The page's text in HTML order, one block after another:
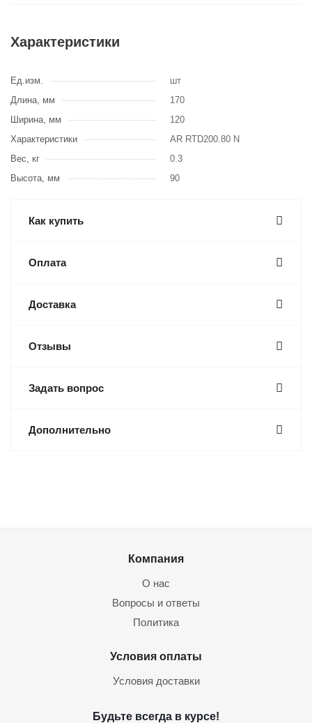
Характеристики
Ед.изм.
шт
Длина, мм
170
Ширина, мм
120
Характеристики
AR RTD200.80 N
Вес, кг
0.3
Высота, мм
90
Как купить
Оплата
Доставка
Отзывы
Задать вопрос
Дополнительно
Компания
О нас
Вопросы и ответы
Политика
Условия оплаты
Условия доставки
Будьте всегда в курсе!